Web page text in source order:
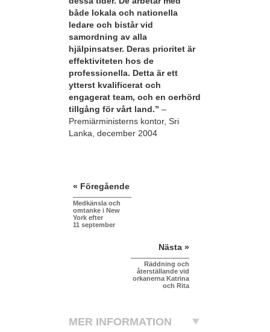
både lokala och nationella
ledare och bistår vid
samordning av alla
hjälpinsatser. Deras prioritet är
effektiviteten hos de
professionella. Detta är ett
ytterst kvalificerat och
engagerat team, och en oerhörd
tillgång för vårt land.” –
Premiärministerns kontor, Sri
Lanka, december 2004
« Föregående
Medkänsla och
omtanke i New
York efter
11 september
Nästa »
Räddning och
återställande vid
orkanerna Katrina
och Rita
MER INFORMATION